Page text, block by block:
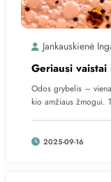
Jankauskienė
Geriausi
Odos grybelis –
kio amžiaus žmogui.
2025-09-16